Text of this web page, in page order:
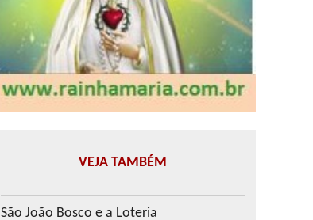
VEJA TAMBÉM
São João Bosco e a Loteria